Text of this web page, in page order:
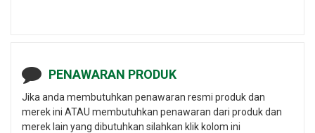
PENAWARAN PRODUK
Jika anda membutuhkan penawaran resmi produk dan
merek ini ATAU membutuhkan penawaran dari produk dan
merek lain yang dibutuhkan silahkan klik kolom ini